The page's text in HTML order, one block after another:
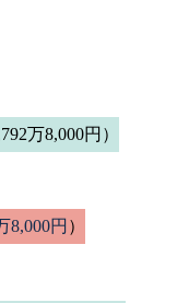
万8,000円）
8,000円 ）